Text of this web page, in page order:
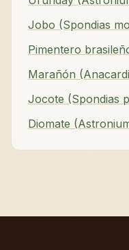
Jobo (Spondias
Pimentero
Marañón
Jocote (Spondias
Diomate